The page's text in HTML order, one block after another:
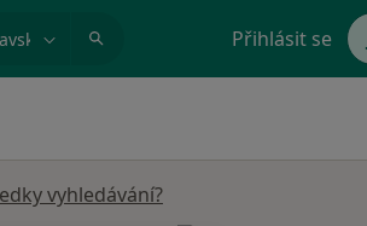
Přihlásit se
vyhledávání?